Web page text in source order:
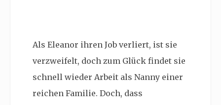
Als Eleanor ihren Job verliert, ist sie
verzweifelt, doch zum Glück findet sie
schnell wieder Arbeit als Nanny einer
reichen Familie. Doch, dass